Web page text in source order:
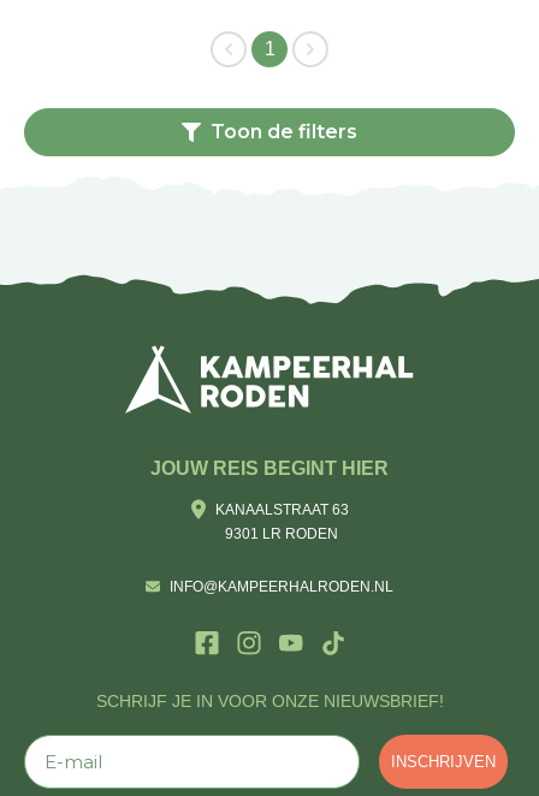
1
Toon de filters
SCHRIJF JE IN VOOR ONZE NIEUWSBRIEF!
E-mail
INSCHRIJVEN
JOUW REIS BEGINT HIER
KANAALSTRAAT 63
9301 LR RODEN
INFO@KAMPEERHALRODEN.NL